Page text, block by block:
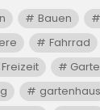
Bauen
Fahrrad
Freizeit
gartenhaus